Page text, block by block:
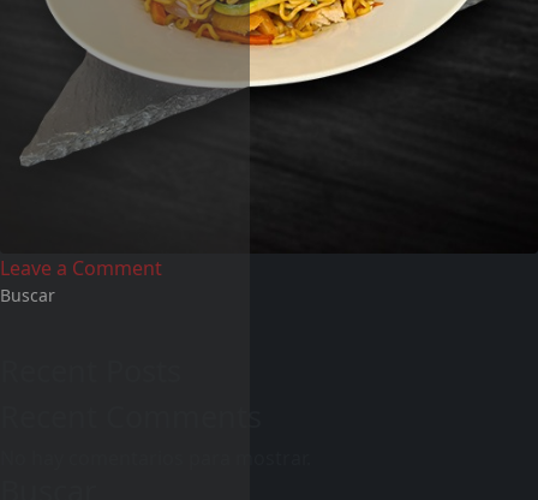
Leave a Comment
Buscar